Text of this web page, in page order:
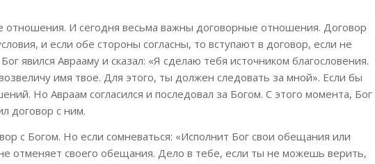
И сегодня весьма важны договорные отношения. Договор
и если обе стороны согласны, то вступают в договор, если не
явился Аврааму и сказал: «Я сделаю тебя источником благословения.
имя твое. Для этого, ты должен следовать за мной». Если бы
Но Авраам согласился и последовал за Богом. С этого момента, Бог
договор с ним.
с Богом. Но если сомневаться: «Исполнит Бог свои обещания или
отменяет своего обещания. Дело в тебе, если ты не можешь верить,